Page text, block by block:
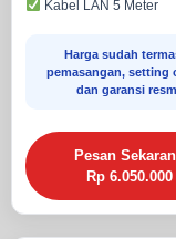
Kabel LAN 5 Meter
Harga sudah
pemasangan, setting
dan garansi
Pesan
Rp 6.050.000